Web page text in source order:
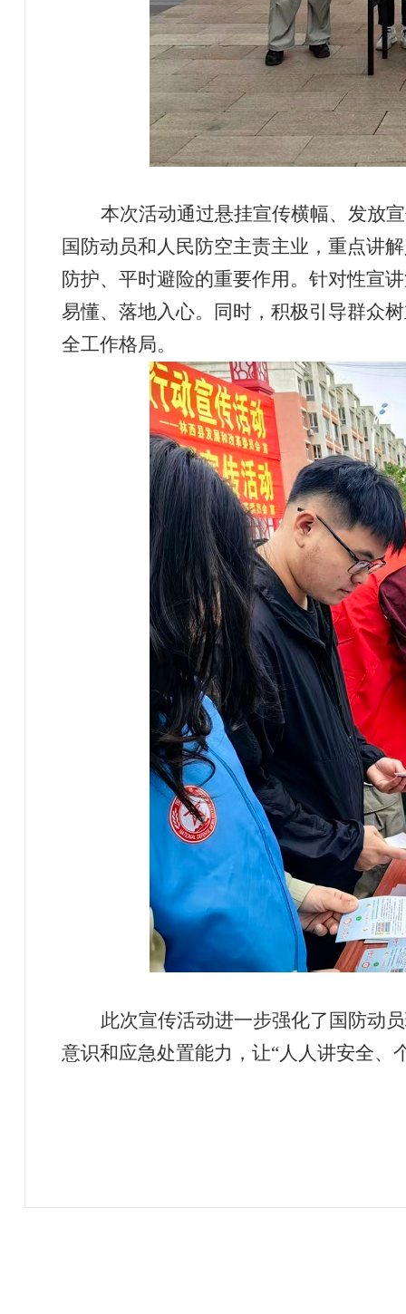
本次活动通过悬挂宣传横幅、发放
国防动员和人民防空主责主业，重点讲
防护、平时避险的重要作用。针对性宣
易懂、落地入心。同时，积极引导群众
全工作格局。
此次宣传活动进一步强化了国防动
意识和应急处置能力，让“人人讲安全、